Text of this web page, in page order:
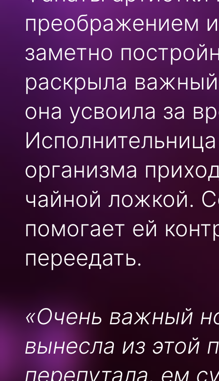
преображением
заметно
раскрыла
она усвоила за
организма
чайной ложкой.
помогает ей
переедать.
«Очень важный
вынесла из этой
перепутала, ем